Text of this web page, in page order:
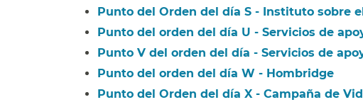
Punto del Orden del día S - Instituto sobre
Punto del orden del día U - Servicios de
Punto V del orden del día - Servicios de
Punto del orden del día W - Hombridge​​
Punto del Orden del día X - Campaña de